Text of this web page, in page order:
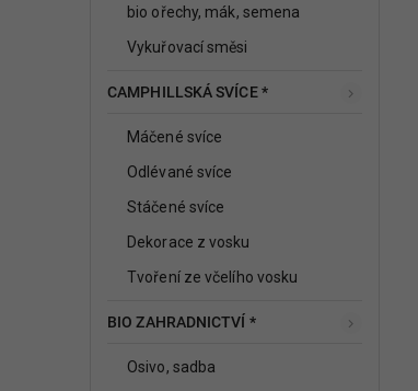
bio ořechy, mák, semena
Vykuřovací směsi
CAMPHILLSKÁ SVÍCE *
Máčené svíce
Odlévané svíce
Stáčené svíce
Dekorace z vosku
Tvoření ze včelího vosku
BIO ZAHRADNICTVÍ *
Osivo, sadba